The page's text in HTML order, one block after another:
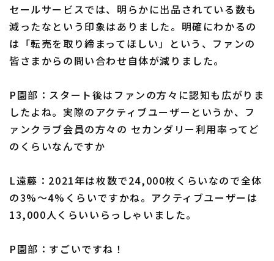
セールサービスでは、明らかに出品されている数も
減ったなという印象はありました。明確にわかるの
は「転売を取り締まってほしい」という、ファンの
皆さまからの問い合わせ自体が減りました。
P園部：スタート後はファンの方々に認知も広がりま
したよね。実際のアクティブユーザーというか、フ
ァンクラブ会員の方々の セカンダリー利用率ってど
のくらいなんですか
L遠藤：2021年は枚数で24,000枚くらいなので全体
の3%〜4%くらいですかね。アクティブユーザーは
13,000人くらいいらっしゃいました。
P園部：すごいですね！